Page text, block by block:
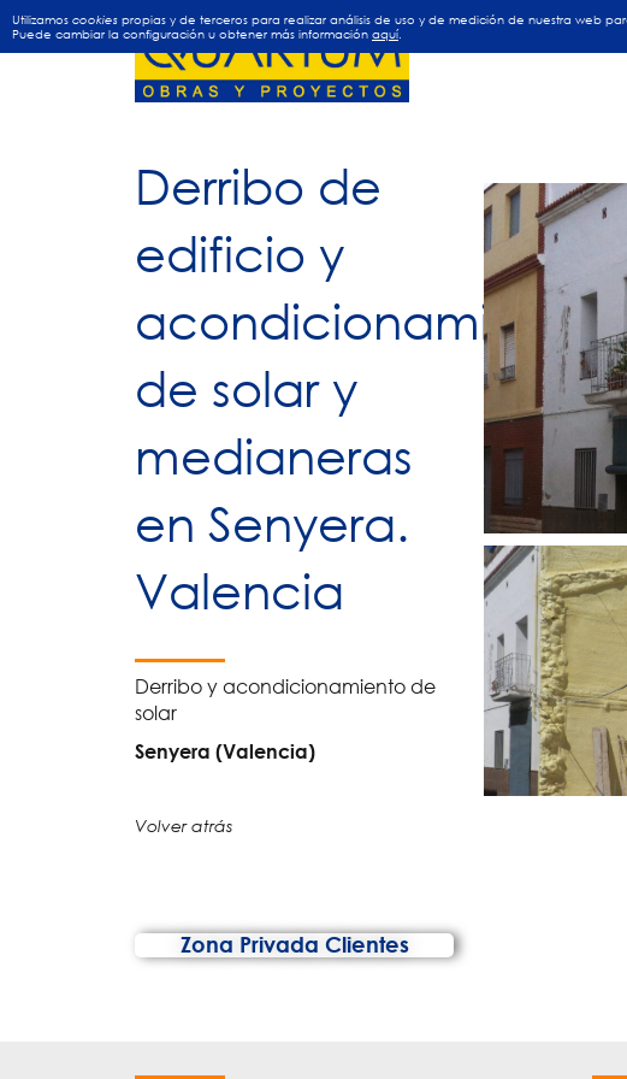
Utilizamos cookies propias y de terceros para realizar análisis de uso y de medición de nuestra web
Puede cambiar la configuración u obtener más información aquí
Derribo de
edificio y
acondicionamiento
de solar y
medianeras
en Senyera.
Valencia
Derribo y acondicionamiento de
solar
Senyera (Valencia)
Volver atrás
Zona Privada Clientes